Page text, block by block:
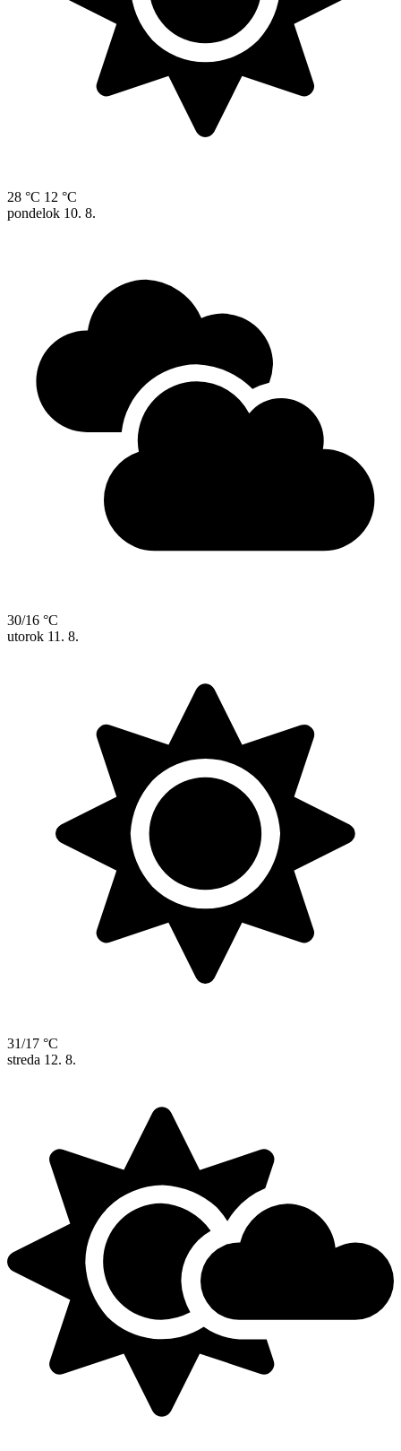
28 °C 12 °C
pondelok 10. 8.
30/16 °C
utorok 11. 8.
31/17 °C
streda 12. 8.